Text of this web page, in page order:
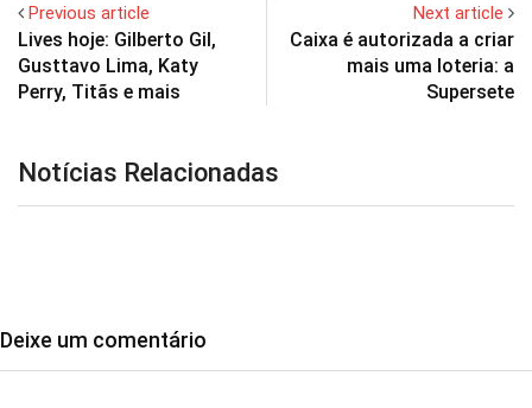
Previous article
Lives hoje: Gilberto Gil,
Gusttavo Lima, Katy
Perry, Titãs e mais
Next article
Caixa é autorizada a criar
mais uma loteria: a
Supersete
Notícias Relacionadas
Deixe um comentário